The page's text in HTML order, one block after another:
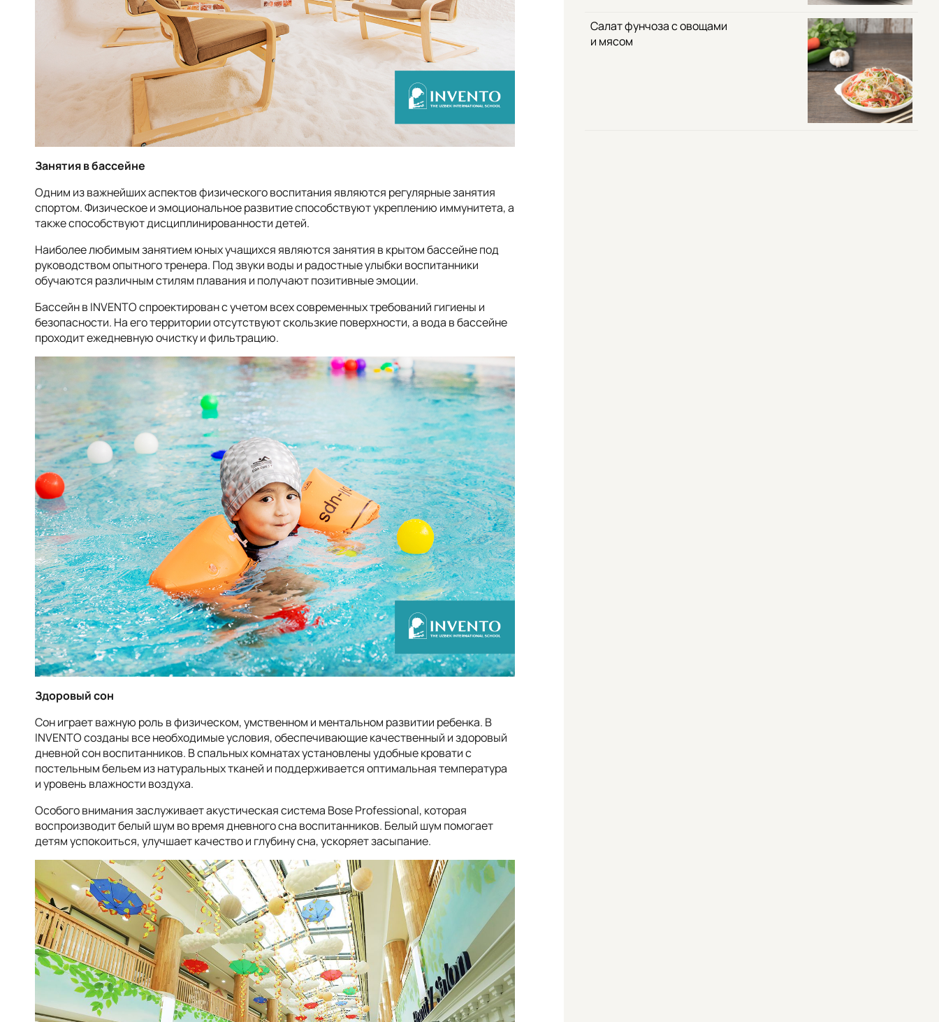
Занятия в бассейне
Одним из важнейших аспектов физического воспитания являются регулярные занятия
спортом. Физическое и эмоциональное развитие способствуют укреплению иммунитета, а
также способствуют дисциплинированности детей.
Наиболее любимым занятием юных учащихся являются занятия в крытом бассейне под
руководством опытного тренера. Под звуки воды и радостные улыбки воспитанники
обучаются различным стилям плавания и получают позитивные эмоции.
Бассейн в INVENTO спроектирован с учетом всех современных требований гигиены и
безопасности. На его территории отсутствуют скользкие поверхности, а вода в бассейне
проходит ежедневную очистку и фильтрацию.
Здоровый сон
Сон играет важную роль в физическом, умственном и ментальном развитии ребенка. В
INVENTO созданы все необходимые условия, обеспечивающие качественный и здоровый
дневной сон воспитанников. В спальных комнатах установлены удобные кровати с
постельным бельем из натуральных тканей и поддерживается оптимальная температура
и уровень влажности воздуха.
Особого внимания заслуживает акустическая система Bose Professional, которая
воспроизводит белый шум во время дневного сна воспитанников. Белый шум помогает
детям успокоиться, улучшает качество и глубину сна, ускоряет засыпание.
Салат фунчоза с овощами
и мясом